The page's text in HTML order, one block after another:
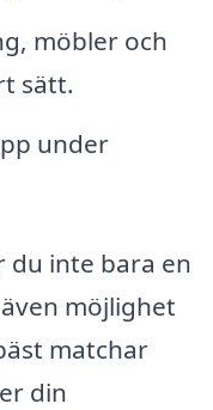
möbler och
sätt.
under
du inte bara en
möjlighet
matchar
din